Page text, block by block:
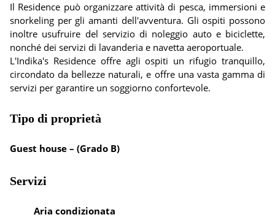
Il Residence può organizzare attività di pesca, immersioni e
snorkeling per gli amanti dell'avventura. Gli ospiti possono
inoltre usufruire del servizio di noleggio auto e biciclette,
nonché dei servizi di lavanderia e navetta aeroportuale.
L'Indika's Residence offre agli ospiti un rifugio tranquillo,
circondato da bellezze naturali, e offre una vasta gamma di
servizi per garantire un soggiorno confortevole.
Tipo di proprietà
Guest house – (Grado B)
Servizi
Aria condizionata